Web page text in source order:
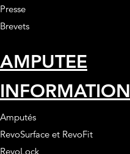
Presse
Brevets
AMPUTEE
INFORMATION
Amputés
RevoSurface et RevoFit
RevoLock